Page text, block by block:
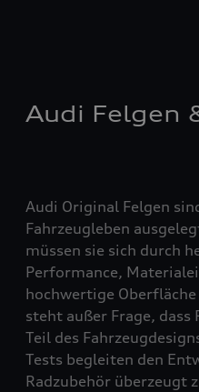
Audi Felgen
Audi Original Felgen
Fahrzeugleben
müssen sie sich durch
Performance,
hochwertige
steht außer Frage, dass
Teil des
Tests begleiten den
Radzubehör überzeugt